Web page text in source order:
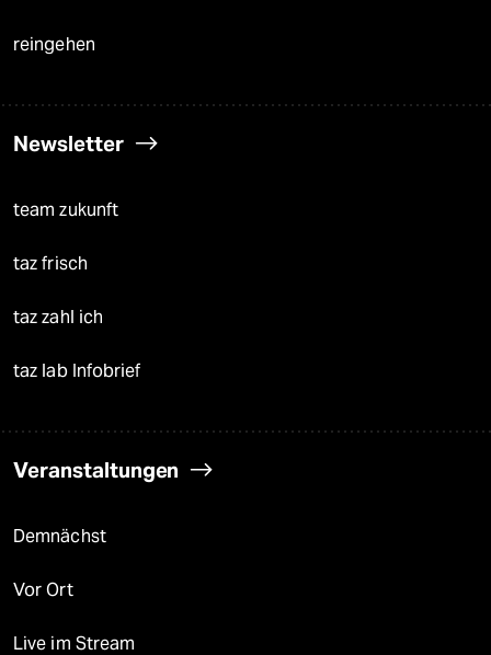
reingehen
Newsletter
team zukunft
taz frisch
taz zahl ich
taz lab Infobrief
Veranstaltungen
Demnächst
Vor Ort
Live im Stream